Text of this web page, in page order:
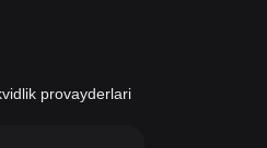
provayderlari